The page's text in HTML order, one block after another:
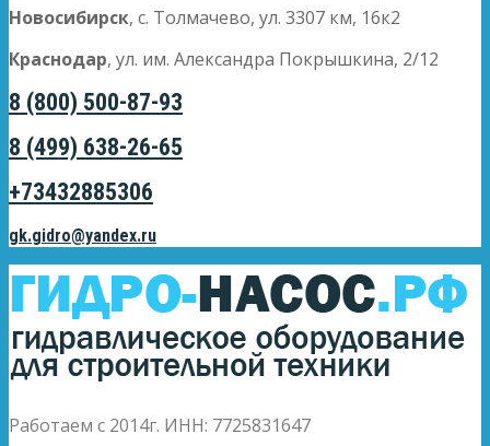
Новосибирск, с. Толмачево, ул. 3307 км, 16к2
Краснодар, ул. им. Александра Покрышкина, 2/12
8 (800) 500-87-93
8 (499) 638-26-65
+73432885306
gk.gidro@yandex.ru
Работаем с 2014г. ИНН: 7725831647